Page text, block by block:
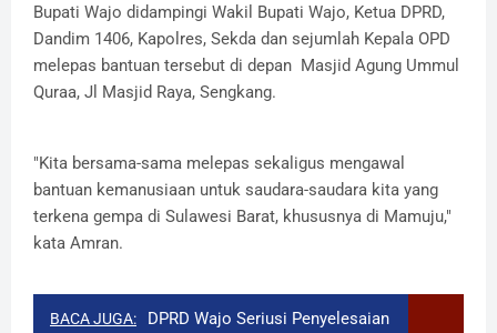
Bupati Wajo didampingi Wakil Bupati Wajo, Ketua DPRD,
Dandim 1406, Kapolres, Sekda dan sejumlah Kepala OPD
melepas bantuan tersebut di depan Masjid Agung Ummul
Quraa, Jl Masjid Raya, Sengkang.
"Kita bersama-sama melepas sekaligus mengawal
bantuan kemanusiaan untuk saudara-saudara kita yang
terkena gempa di Sulawesi Barat, khususnya di Mamuju,"
kata Amran.
BACA JUGA:
DPRD Wajo Seriusi Penyelesaian